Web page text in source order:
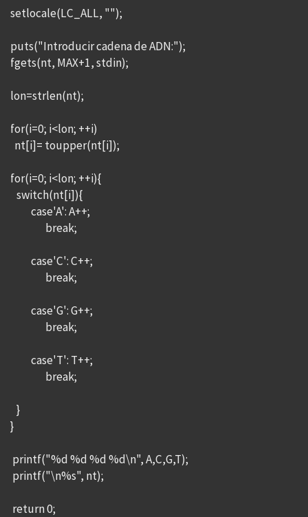
setlocale(LC_ALL, "");
puts("Introducir cadena de ADN:");
fgets(nt, MAX+1, stdin);
lon=strlen(nt);
for(i=0; i<lon; ++i)
nt[i]= toupper(nt[i]);
for(i=0; i<lon; ++i){
switch(nt[i]){
case'A': A++;
break;
case'C': C++;
break;
case'G': G++;
break;
case'T': T++;
break;
}
}
printf("%d %d %d %d\n", A,C,G,T);
printf("\n%s", nt);
return 0;